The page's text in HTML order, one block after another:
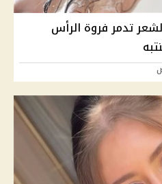
تدمر فروة الرأس